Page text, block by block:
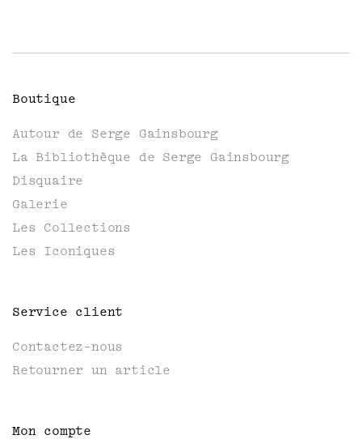
Boutique
Autour de Serge Gainsbourg
La Bibliothèque de Serge Gainsbourg
Disquaire
Galerie
Les Collections
Les Iconiques
Service client
Contactez-nous
Retourner un article
Mon compte